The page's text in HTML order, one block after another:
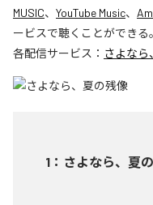
MUSIC、 YouTube Music、
ービスで聴くことができる。
各配信サービス： さよなら
1 ： さよなら、夏